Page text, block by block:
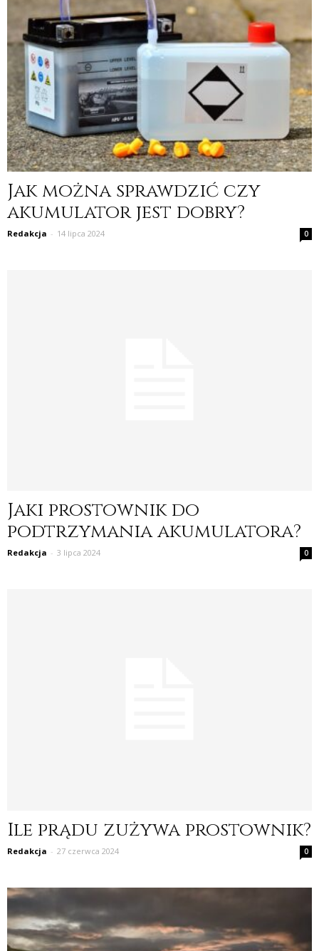
Jak można sprawdzić czy
akumulator jest dobry?
Redakcja - 14 lipca 2024 0
Jaki prostownik do
podtrzymania akumulatora?
Redakcja - 3 lipca 2024 0
Ile prądu zużywa prostownik?
Redakcja - 27 czerwca 2024 0